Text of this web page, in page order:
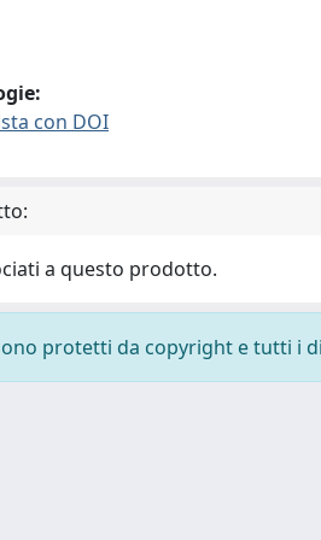
con DOI
a questo prodotto.
protetti da copyright e tutti i